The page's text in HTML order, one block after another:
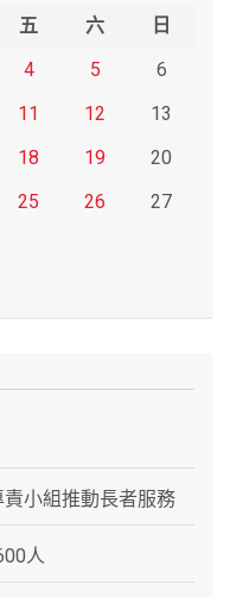
五 六
日
4 5
6
11 12
13
18 19
20
25 26
27
小組推動長者服務
人